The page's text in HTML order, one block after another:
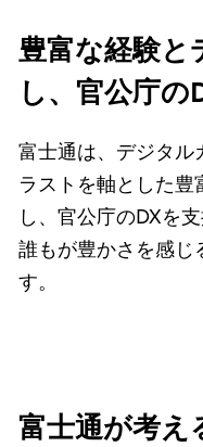
豊富な経験と
し、官公庁の
富士通は、デジタル
ラストを軸とした豊
し、官公庁のDXを支
誰もが豊かさを感じ
す。
富士通が考え